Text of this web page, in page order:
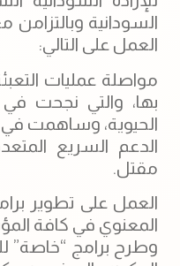
السودانية وبالتزامن
العمل على التالي:
مواصلة عمليات
بها، والتي نجحت في
الحيوية، وساهمت
الدعم السريع
مقتل.
العمل على تطوير
المعنوي في كافة
وطرح برامج “خاصة”